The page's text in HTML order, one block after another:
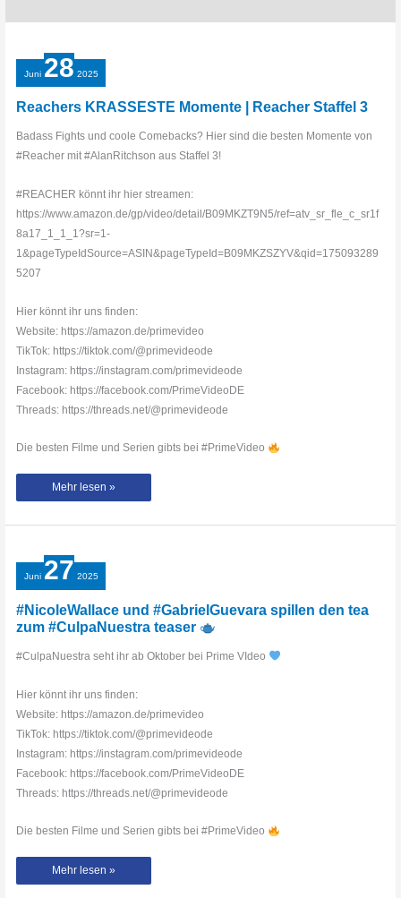
Juni 28 2025
Reachers KRASSESTE Momente | Reacher Staffel 3
Badass Fights und coole Comebacks? Hier sind die besten Momente von
#Reacher mit #AlanRitchson aus Staffel 3!
#REACHER könnt ihr hier streamen:
https://www.amazon.de/gp/video/detail/B09MKZT9N5/ref=atv_sr_fle_c_sr1f
8a17_1_1_1?sr=1-
1&pageTypeIdSource=ASIN&pageTypeId=B09MKZSZYV&qid=175093289
5207
Hier könnt ihr uns finden:
Website: https://amazon.de/primevideo
TikTok: https://tiktok.com/@primevideode
Instagram: https://instagram.com/primevideode
Facebook: https://facebook.com/PrimeVideoDE
Threads: https://threads.net/@primevideode
Die besten Filme und Serien gibts bei #PrimeVideo
Reachers
Reacher
Mehr lesen »
Juni 27 2025
#NicoleWallace und #GabrielGuevara spillen den tea
zum #CulpaNuestra teaser
#CulpaNuestra seht ihr ab Oktober bei Prime VIdeo
Hier könnt ihr uns finden:
Website: https://amazon.de/primevideo
TikTok: https://tiktok.com/@primevideode
Instagram: https://instagram.com/primevideode
Facebook: https://facebook.com/PrimeVideoDE
Threads: https://threads.net/@primevideode
Die besten Filme und Serien gibts bei #PrimeVideo
#NicoleWallace
Mehr lesen »